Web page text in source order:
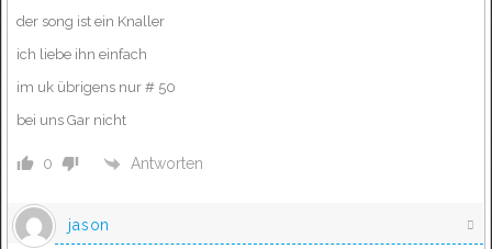
der song ist ein Knaller
ich liebe ihn einfach
im uk übrigens nur # 50
bei uns Gar nicht
0 Antworten
jason